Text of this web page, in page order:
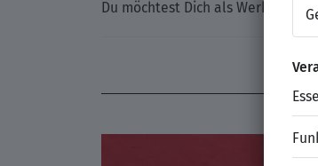
Du möchtest Dich als